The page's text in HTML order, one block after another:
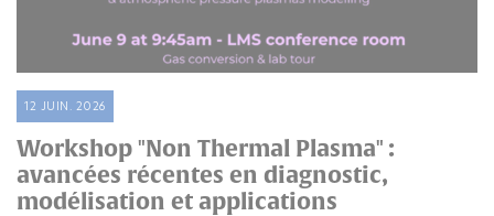
12 JUIN. 2026
Workshop "Non Thermal Plasma" :
avancées récentes en diagnostic,
modélisation et applications